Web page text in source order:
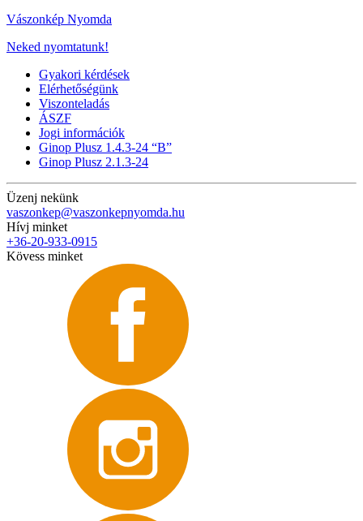
Vászonkép Nyomda
Neked nyomtatunk!
Gyakori kérdések
Elérhetőségünk
Viszonteladás
ÁSZF
Jogi információk
Ginop Plusz 1.4.3-24 “B”
Ginop Plusz 2.1.3-24
Üzenj nekünk
vaszonkep@vaszonkepnyomda.hu
Hívj minket
+36-20-933-0915
Kövess minket